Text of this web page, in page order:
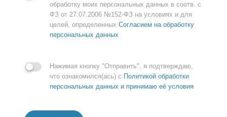
обработку моих персональных данных в соотв. с
ФЗ от 27.07.2006 №152-ФЗ на условиях и для
целей, определенных Согласием на обработку
персональных данных
Нажимая кнопку "Отправить", я подтверждаю,
что ознакомился(ась) с Политикой обработки
персональных данных и принимаю её условия